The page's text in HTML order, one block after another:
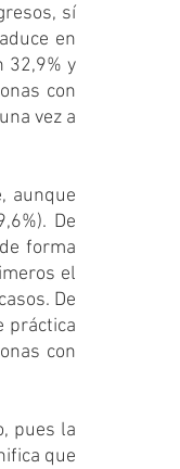
sí
en
32,9% y
con
vez a
aunque
De
forma
el
De
práctica
con
pues la
que